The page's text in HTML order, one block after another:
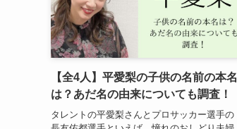
【全4人】平愛梨の子供の名前の本名
は？あだ名の由来についても調査！
タレントの平愛梨さんとプロサッカー選手の